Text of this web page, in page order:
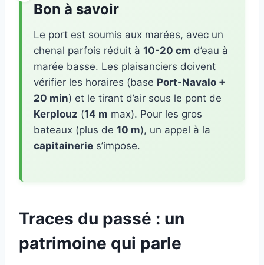
Bon à savoir
Le port est soumis aux marées, avec un
chenal parfois réduit à 10-20 cm d’eau à
marée basse. Les plaisanciers doivent
vérifier les horaires (base Port-Navalo +
20 min) et le tirant d’air sous le pont de
Kerplouz (14 m max). Pour les gros
bateaux (plus de 10 m), un appel à la
capitainerie s’impose.
Traces du passé : un
patrimoine qui parle